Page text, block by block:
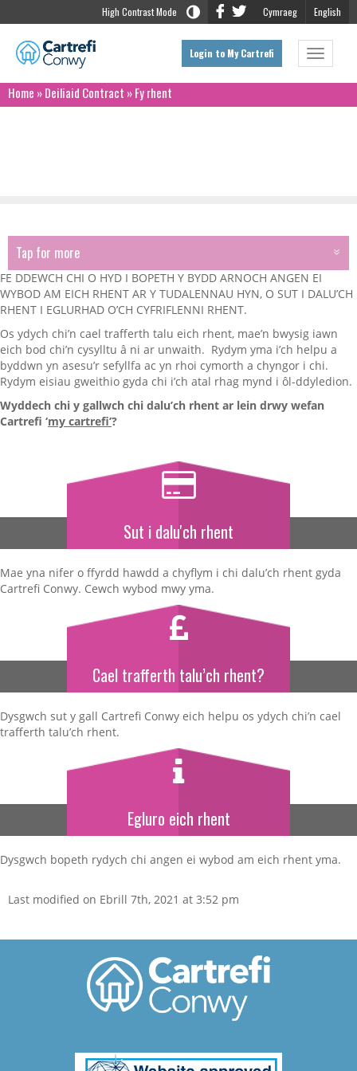
High Contrast Mode Cymraeg English
Toggle
Login to My Cartrefi
Home »Deiliaid Contract »Fy rhent
Tap for more
Be allwn ac ni allwn ei wneud
Deddf Rhentu Cartrefi Cymru
Materion Ariannol
MYNNWCH GYNGOR AR SUT I ROI GWYBOD AM WAITH TRWSIO
Mynd i’r Afael â Thlodi Tanwydd yng Nghymru
Ffurflen Gais Noddi a Rhoddion
Gwobr ‘rydw i’n talu’
Linciau defnyddiol
Gwobr ‘rydw i’n falch’
Linciau defnyddiol
Gwobr ‘rwy’n cysylltu’
Sud i dalu eich rhent
FE DDEWCH CHI O HYD I BOPETH Y BYDD ARNOCH ANGEN EI
WYBOD AM EICH RHENT AR Y TUDALENNAU HYN, O SUT I DALU’CH
RHENT I EGLURHAD O’CH CYFRIFLENNI RHENT.
Os ydych chi’n cael trafferth talu eich rhent, mae’n bwysig iawn
eich bod chi’n cysylltu â ni ar unwaith. Rydym yma i’ch helpu a
byddwn yn asesu’r sefyllfa ac yn rhoi cymorth a chyngor i chi.
Rydym eisiau gweithio gyda chi i’ch atal rhag mynd i ôl-ddyledion.
Wyddech chi y gallwch chi dalu’ch rhent ar lein drwy wefan
Cartrefi ‘my cartrefi’?
Sut i dalu'ch rhent
Mae yna nifer o ffyrdd hawdd a chyflym i chi dalu’ch rhent gyda
Cartrefi Conwy. Cewch wybod mwy yma.
Cael trafferth talu’ch rhent?
Dysgwch sut y gall Cartrefi Conwy eich helpu os ydych chi’n cael
trafferth talu’ch rhent.
Egluro eich rhent
Dysgwch bopeth rydych chi angen ei wybod am eich rhent yma.
Last modified on Ebrill 7th, 2021 at 3:52 pm